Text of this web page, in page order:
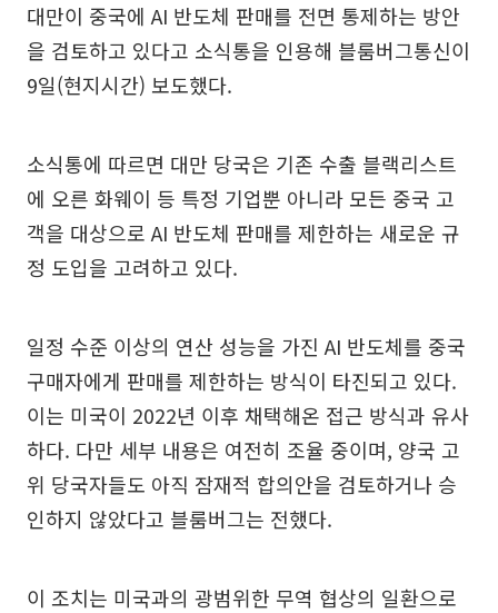
대만이 중국에 AI 반도체 판매를 전면 통제하는 방안
을 검토하고 있다고 소식통을 인용해 블룸버그통신이
9일(현지시간) 보도했다.
소식통에 따르면 대만 당국은 기존 수출 블랙리스트
에 오른 화웨이 등 특정 기업뿐 아니라 모든 중국 고
객을 대상으로 AI 반도체 판매를 제한하는 새로운 규
정 도입을 고려하고 있다.
일정 수준 이상의 연산 성능을 가진 AI 반도체를 중국
구매자에게 판매를 제한하는 방식이 타진되고 있다.
이는 미국이 2022년 이후 채택해온 접근 방식과 유사
하다. 다만 세부 내용은 여전히 조율 중이며, 양국 고
위 당국자들도 아직 잠재적 합의안을 검토하거나 승
인하지 않았다고 블룸버그는 전했다.
이 조치는 미국과의 광범위한 무역 협상의 일환으로